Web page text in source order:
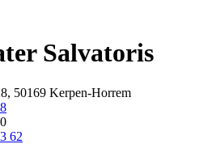
Salvatoris
50169 Kerpen-Horrem
62